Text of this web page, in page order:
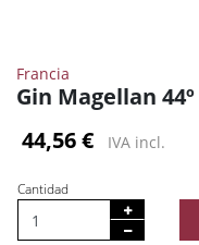
Francia
Gin Magellan
44,56 €
IVA incl.
Cantidad